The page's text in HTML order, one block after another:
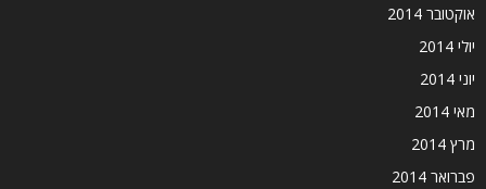
אוקטובר 2014
יולי 2014
יוני 2014
מאי 2014
מרץ 2014
פברואר 2014